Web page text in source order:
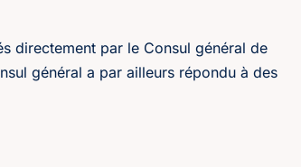
directement par le Consul général de
général a par ailleurs répondu à des